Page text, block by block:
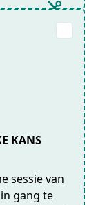
KANS
sessie van
gang te